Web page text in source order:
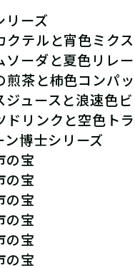
リーズ
クテルと宵色ミク
ソーダと夏色リレ
煎茶と柿色コンパ
ュースと浪速色
ドリンクと空色ト
ン博士シリーズ
の宝
の宝
の宝
の宝
の宝
の宝